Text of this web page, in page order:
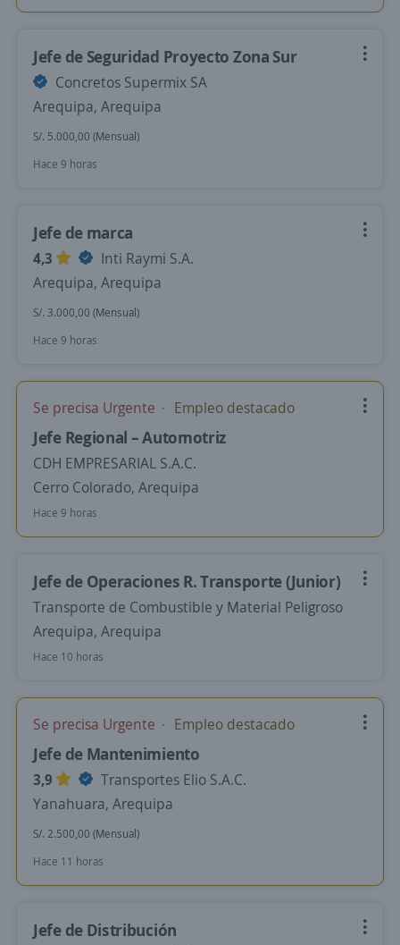
Jefe de Seguridad Proyecto Zona Sur
Concretos Supermix SA
Arequipa, Arequipa
S/. 5.000,00 (Mensual)
Hace 9 horas
Jefe de marca
4,3
Inti Raymi S.A.
Arequipa, Arequipa
S/. 3.000,00 (Mensual)
Hace 9 horas
Se precisa Urgente Empleo destacado
Jefe Regional – Automotriz
CDH EMPRESARIAL S.A.C.
Cerro Colorado, Arequipa
Hace 9 horas
Jefe de Operaciones R. Transporte (Junior)
Transporte de Combustible y Material Peligroso
Arequipa, Arequipa
Hace 10 horas
Se precisa Urgente Empleo destacado
Jefe de Mantenimiento
3,9
Transportes Elio S.A.C.
Yanahuara, Arequipa
S/. 2.500,00 (Mensual)
Hace 11 horas
Jefe de Distribución